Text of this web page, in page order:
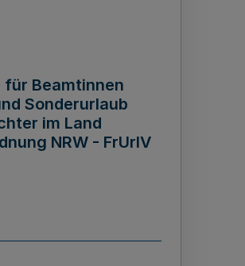
Beamtinnen
Sonderurlaub
im Land
NRW - FrUrlV